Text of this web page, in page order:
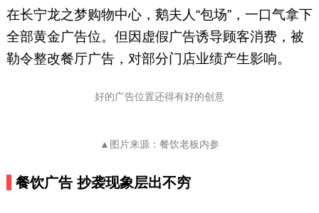
在长宁龙之梦购物中心，鹅夫人“包场”，一口气拿下
全部黄金广告位。但因虚假广告诱导顾客消费，被
勒令整改餐厅广告，对部分门店业绩产生影响。
好的广告位置还得有好的创意
▲图片来源：餐饮老板内参
餐饮广告抄袭现象层出不穷